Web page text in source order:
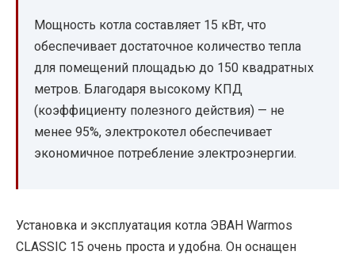
Мощность котла составляет 15 кВт, что
обеспечивает достаточное количество тепла
для помещений площадью до 150 квадратных
метров. Благодаря высокому КПД
(коэффициенту полезного действия) — не
менее 95%, электрокотел обеспечивает
экономичное потребление электроэнергии.
Установка и эксплуатация котла ЭВАН Warmos
CLASSIC 15 очень проста и удобна. Он оснащен